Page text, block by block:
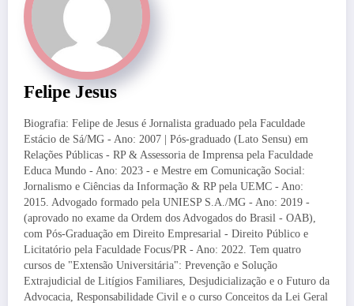
Felipe Jesus
Biografia: Felipe de Jesus é Jornalista graduado pela Faculdade
Estácio de Sá/MG - Ano: 2007 | Pós-graduado (Lato Sensu) em
Relações Públicas - RP & Assessoria de Imprensa pela Faculdade
Educa Mundo - Ano: 2023 - e Mestre em Comunicação Social:
Jornalismo e Ciências da Informação & RP pela UEMC - Ano:
2015. Advogado formado pela UNIESP S.A./MG - Ano: 2019 -
(aprovado no exame da Ordem dos Advogados do Brasil - OAB),
com Pós-Graduação em Direito Empresarial - Direito Público e
Licitatório pela Faculdade Focus/PR - Ano: 2022. Tem quatro
cursos de "Extensão Universitária": Prevenção e Solução
Extrajudicial de Litígios Familiares, Desjudicialização e o Futuro da
Advocacia, Responsabilidade Civil e o curso Conceitos da Lei Geral